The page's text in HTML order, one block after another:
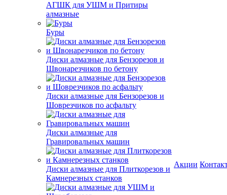
АГШК для УШМ и Притиры
алмазные
Буры
Диски алмазные для Бензорезов и
Швонарезчиков по бетону
Диски алмазные для Бензорезов и
Шоврезчиков по асфальту
Диски алмазные для
Гравировальных машин
Диски алмазные для Плиткорезов и
Камнерезных станков
Акции